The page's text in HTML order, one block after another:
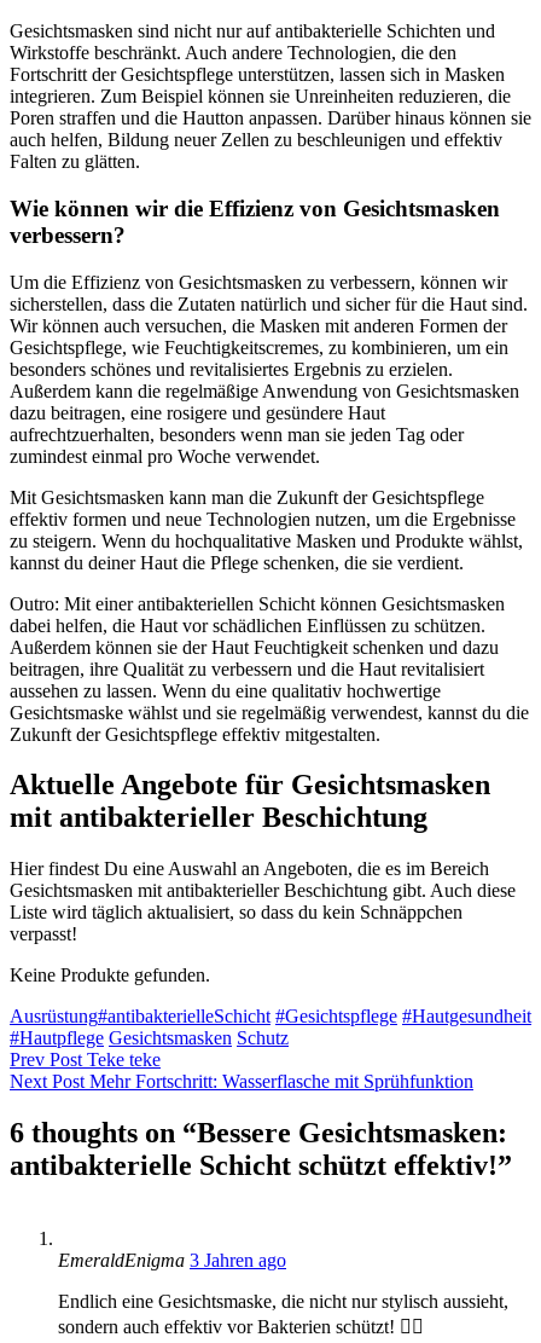
Gesichtsmasken sind nicht nur auf antibakterielle Schichten und
Wirkstoffe beschränkt. Auch andere Technologien, die den
Fortschritt der Gesichtspflege unterstützen, lassen sich in Masken
integrieren. Zum Beispiel können sie Unreinheiten reduzieren, die
Poren straffen und die Hautton anpassen. Darüber hinaus können sie
auch helfen, Bildung neuer Zellen zu beschleunigen und effektiv
Falten zu glätten.
Wie können wir die Effizienz von Gesichtsmasken
verbessern?
Um die Effizienz von Gesichtsmasken zu verbessern, können wir
sicherstellen, dass die Zutaten natürlich und sicher für die Haut sind.
Wir können auch versuchen, die Masken mit anderen Formen der
Gesichtspflege, wie Feuchtigkeitscremes, zu kombinieren, um ein
besonders schönes und revitalisiertes Ergebnis zu erzielen.
Außerdem kann die regelmäßige Anwendung von Gesichtsmasken
dazu beitragen, eine rosigere und gesündere Haut
aufrechtzuerhalten, besonders wenn man sie jeden Tag oder
zumindest einmal pro Woche verwendet.
Mit Gesichtsmasken kann man die Zukunft der Gesichtspflege
effektiv formen und neue Technologien nutzen, um die Ergebnisse
zu steigern. Wenn du hochqualitative Masken und Produkte wählst,
kannst du deiner Haut die Pflege schenken, die sie verdient.
Outro: Mit einer antibakteriellen Schicht können Gesichtsmasken
dabei helfen, die Haut vor schädlichen Einflüssen zu schützen.
Außerdem können sie der Haut Feuchtigkeit schenken und dazu
beitragen, ihre Qualität zu verbessern und die Haut revitalisiert
aussehen zu lassen. Wenn du eine qualitativ hochwertige
Gesichtsmaske wählst und sie regelmäßig verwendest, kannst du die
Zukunft der Gesichtspflege effektiv mitgestalten.
Aktuelle Angebote für Gesichtsmasken
mit antibakterieller Beschichtung
Hier findest Du eine Auswahl an Angeboten, die es im Bereich
Gesichtsmasken mit antibakterieller Beschichtung gibt. Auch diese
Liste wird täglich aktualisiert, so dass du kein Schnäppchen
verpasst!
Keine Produkte gefunden.
Categories
AusrüstungTags,
#antibakterielleSchicht #Gesichtspflege #Hautgesundheit
#Hautpflege Gesichtsmasken Schutz
Beitragsnavigation
Previous
Post
Prev Post Teke teke
Next
Next Post Mehr Fortschritt: Wasserflasche mit Sprühfunktion
6 thoughts on “Bessere Gesichtsmasken:
antibakterielle Schicht schützt effektiv!”
EmeraldEnigma says:
3 Jahren ago
Endlich eine Gesichtsmaske, die nicht nur stylisch aussieht,
sondern auch effektiv vor Bakterien schützt! 👍🏻